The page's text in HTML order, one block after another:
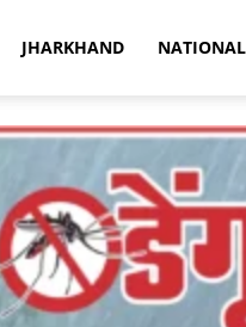
JHARKHAND NATIONAL